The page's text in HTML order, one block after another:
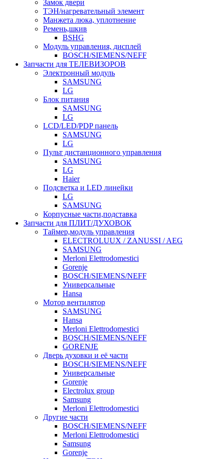
Замок двери
ТЭН/нагревательный элемент
Манжета люка, уплотнение
Ремень,шкив
BSHG
Модуль управления, дисплей
BOSCH/SIEMENS/NEFF
Запчасти для ТЕЛЕВИЗОРОВ
Электронный модуль
SAMSUNG
LG
Блок питания
SAMSUNG
LG
LCD/LED/PDP панель
SAMSUNG
LG
Пульт дистанционного управления
SAMSUNG
LG
Haier
Подсветка и LED линейки
LG
SAMSUNG
Корпусные части,подставка
Запчасти для ПЛИТ/ДУХОВОК
Таймер,модуль управления
ELECTROLUUX / ZANUSSI / AEG
SAMSUNG
Merloni Elettrodomestici
Gorenje
BOSCH/SIEMENS/NEFF
Универсальные
Hansa
Мотор вентилятор
SAMSUNG
Hansa
Merloni Elettrodomestici
BOSCH/SIEMENS/NEFF
GORENJE
Дверь духовки и её части
BOSCH/SIEMENS/NEFF
Универсальные
Gorenje
Electrolux group
Samsung
Merloni Elettrodomestici
Другие части
BOSCH/SIEMENS/NEFF
Merloni Elettrodomestici
Samsung
Gorenje